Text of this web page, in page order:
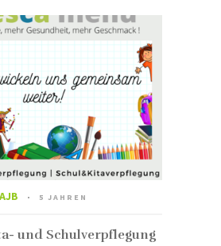
AJB 5 JAHREN
und Schulverpflegung